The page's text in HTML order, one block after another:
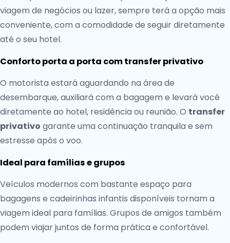
viagem de negócios ou lazer, sempre terá a opção mais
conveniente, com a comodidade de seguir diretamente
até o seu hotel.
Conforto porta a porta com transfer privativo
O motorista estará aguardando na área de
desembarque, auxiliará com a bagagem e levará você
diretamente ao hotel, residência ou reunião. O transfer
privativo garante uma continuação tranquila e sem
estresse após o voo.
Ideal para famílias e grupos
Veículos modernos com bastante espaço para
bagagens e cadeirinhas infantis disponíveis tornam a
viagem ideal para famílias. Grupos de amigos também
podem viajar juntos de forma prática e confortável.